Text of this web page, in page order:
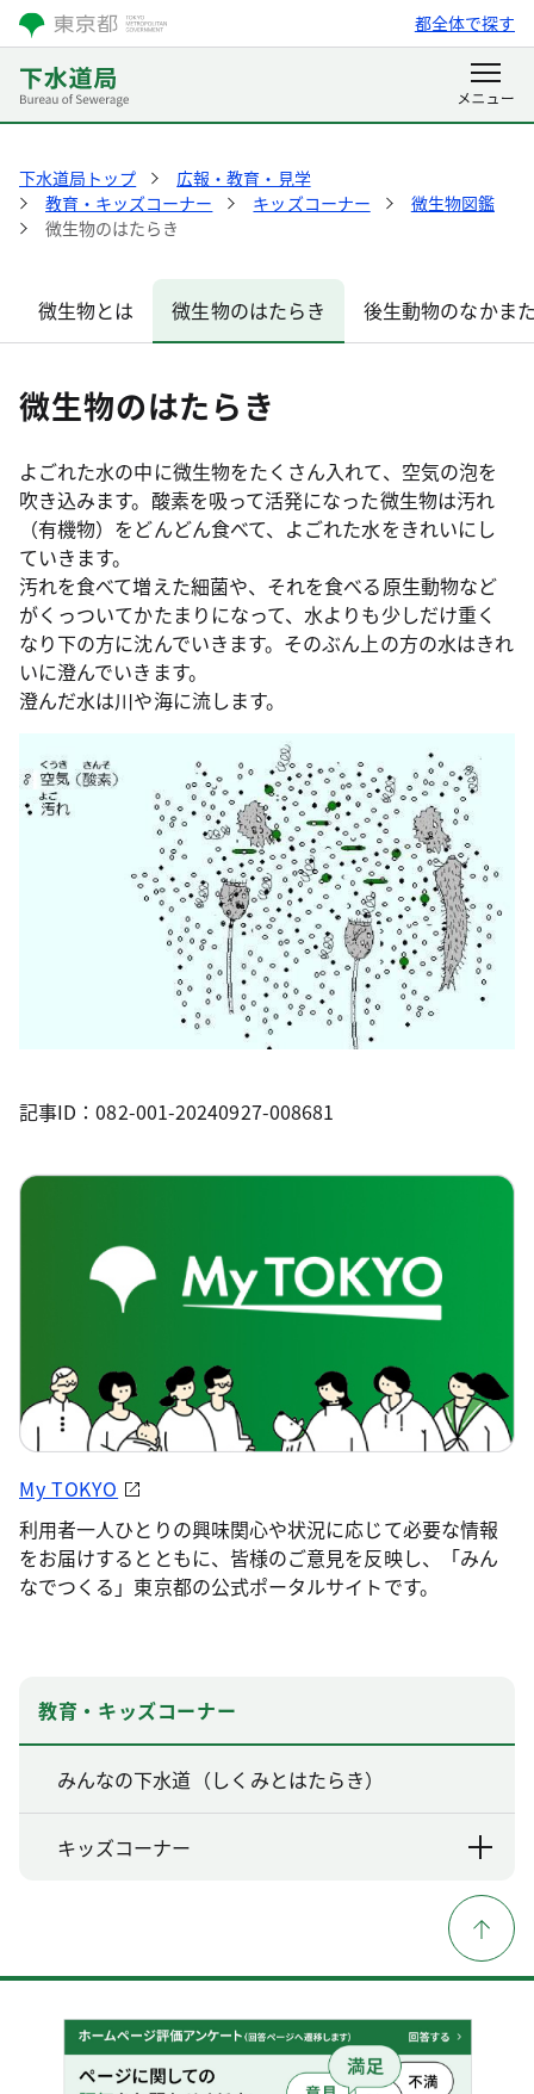
都全体で探す
下水道局トップ
広報・教育・見学
教育・キッズコーナー
キッズコーナー
微生物図鑑
微生物のはたらき
微生物とは 微生物のはたらき 後生動物のなかま
微生物のはたらき
よごれた水の中に微生物をたくさん入れて、空気の泡を
吹き込みます。酸素を吸って活発になった微生物は汚れ
（有機物）をどんどん食べて、よごれた水をきれいにし
ていきます。
汚れを食べて増えた細菌や、それを食べる原生動物など
がくっついてかたまりになって、水よりも少しだけ重く
なり下の方に沈んでいきます。そのぶん上の方の水はきれ
いに澄んでいきます。
澄んだ水は川や海に流します。
記事ID：082-001-20240927-008681
My TOKYO
利用者一人ひとりの興味関心や状況に応じて必要な情報
をお届けするとともに、皆様のご意見を反映し、「みん
なでつくる」東京都の公式ポータルサイトです。
教育・キッズコーナー
みんなの下水道（しくみとはたらき）
キッズコーナー